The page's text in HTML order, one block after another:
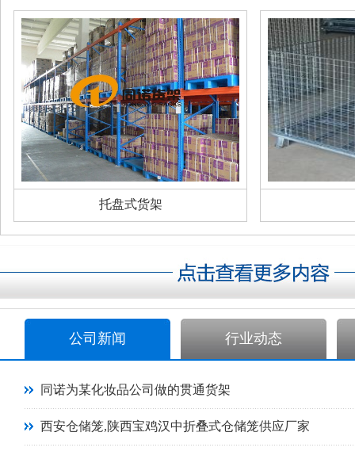
托盘式货架
公司新闻 行业动态
同诺为某化妆品公司做的贯通货架
西安仓储笼,陕西宝鸡汉中折叠式仓储笼供应厂家